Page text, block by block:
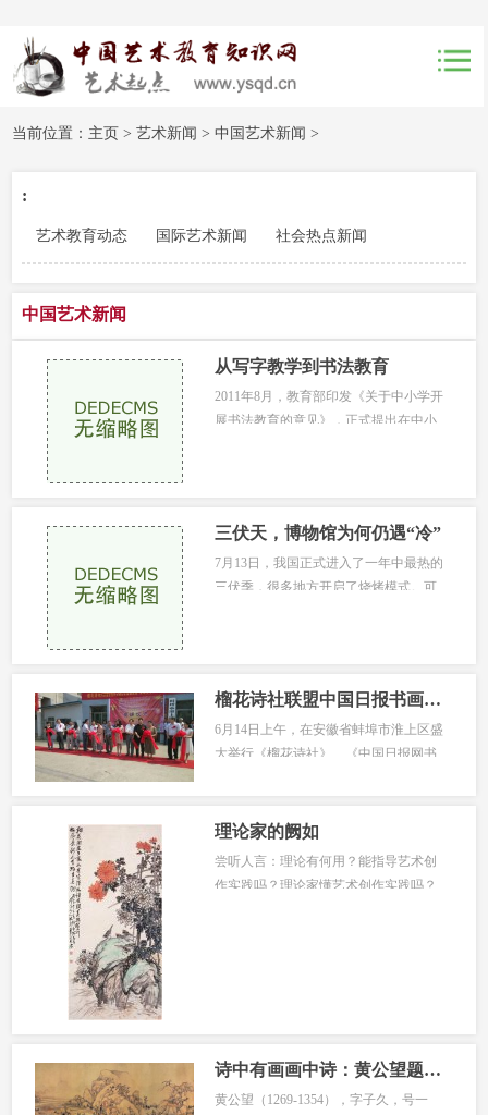
当前位置： 主页 >艺术新闻 >中国艺术新闻 >
:
艺术教育动态 国际艺术新闻 社会热点新闻
中国艺术新闻
从写字教学到书法教育
2011年8月，教育部印发《关于中小学开
展书法教育的意见》，正式提出在中小
三伏天，博物馆为何仍遇“冷”
7月13日，我国正式进入了一年中最热的
三伏季，很多地方开启了烧烤模式。可
榴花诗社联盟中国日报书画艺术创作基地在蚌埠淮上揭牌成立
6月14日上午，在安徽省蚌埠市淮上区盛
大举行《榴花诗社》、《中国日报网书
理论家的阙如
尝听人言：理论有何用？能指导艺术创
作实践吗？理论家懂艺术创作实践吗？
诗中有画画中诗：黄公望题画诗（图）
黄公望（1269-1354），字子久，号一